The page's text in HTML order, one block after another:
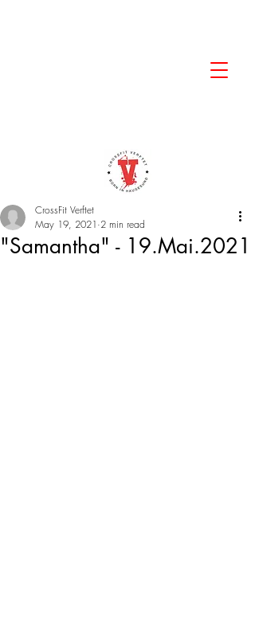
"Samantha" - 19.Mai.2021
CrossFit Verftet
May 19, 2021 2 min read